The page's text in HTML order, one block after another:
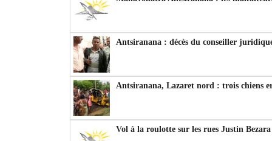
Antsiranana : décès du conseiller
Antsiranana, Lazaret nord : trois chiens
Vol à la roulotte sur les rues Justin